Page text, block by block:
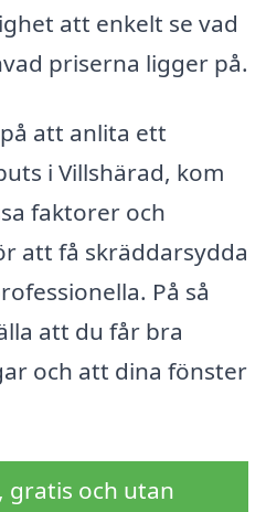
att enkelt se vad
priserna ligger på.
att anlita ett
i Villshärad, kom
faktorer och
att få skräddarsydda
På så
att du får bra
och att dina fönster
gratis och utan